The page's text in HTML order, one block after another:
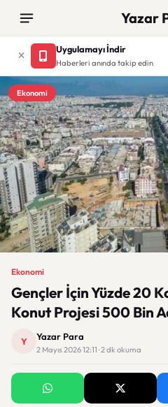
Yazar
Uygulamayı İndir
Haberleri anında takip edin
Ekonomi
Ekonomi
Gençler İçin Yüzde 20
Konut Projesi 500 Bin
Y Yazar Para
2 Mayıs 2026 12:11 · 2 dk okuma